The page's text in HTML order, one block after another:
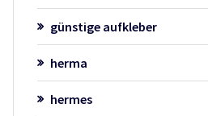
günstige aufkleber
herma
hermes